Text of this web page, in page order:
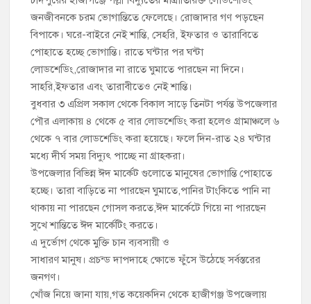
চাঁদপুর পৌর বিএনপির উপদেষ্টা মন্ডলীসহ ১০১ সদস্য বিশিষ্ট পূর্ণাঙ্গ
কমিটি অনুমোদন
হাইমচরের হালিম চত্বরের দোকান উচ্ছেদ, ১০ হাজার টাকা জরিমানা
মঞ্চে নয়, নেতাকর্মীদের সারিতে বসে মতবিনিময় করলেন শিক্ষামন্ত্রী আ,ন,ম
এহসানুল হক মিলন
চাঁদপুর জেলা বিএনপির সিনিয়র সহ-সভাপতি মাহবুব আনোয়ার বাবলুর
মৃত্যুতে স্মরণ সভা ও দোয়া মাহফিল
চাঁদপুর পৌরসভার ২০৫ কোটি টাকার বাজেট ঘোষণা
কচুয়ায় পৃথক অভিযানে ২০১ পিস ইয়াবা ও ৫০ গ্রাম গাঁজাসহ ৩ মাদক
কারবারি গ্রেপ্তার
জনজীবনকে চরম ভোগান্তিতে ফেলেছে। রোজাদার গণ পড়ছেন
বিপাকে। ঘরে-বাইরে নেই শান্তি, সেহরি, ইফতার ও তারাবিতে
পোহাতে হচ্ছে ভোগান্তি। রাতে ঘন্টার পর ঘন্টা
লোডশেডিং,রোজাদার না রাতে ঘুমাতে পারছেন না দিনে।
সাহরি,ইফতার এবং তারাবীতেও নেই শান্তি।
বুধবার ৩ এপ্রিল সকাল থেকে বিকাল সাড়ে তিনটা পর্যন্ত উপজেলার
পৌর এলাকায় ৪ থেকে ৫ বার লোডশেডিং করা হলেও গ্রামাঞ্চলে ৬
থেকে ৭ বার লোডশেডিং করা হয়েছে। ফলে দিন-রাত ২৪ ঘন্টার
মধ্যে দীর্ঘ সময় বিদ্যুৎ পাচ্ছে না গ্রাহকরা।
উপজেলার বিভিন্ন ঈদ মার্কেট গুলোতে মানুষের ভোগান্তি পোহাতে
হচ্ছে। তারা বাড়িতে না পারছেন ঘুমাতে,পানির টাংকিতে পানি না
থাকায় না পারছেন গোসল করতে,ঈদ মার্কেটে গিয়ে না পারছেন
সুখে শান্তিতে ঈদ মার্কেটিং করতে।
এ দুর্ভোগ থেকে মুক্তি চান ব্যবসায়ী ও
সাধারণ মানুষ। প্রচন্ড দাপদাহে ক্ষোভে ফুঁসে উঠেছে সর্বস্তরের
জনগণ।
খোঁজ নিয়ে জানা যায়,গত কয়েকদিন থেকে হাজীগঞ্জ উপজেলায়